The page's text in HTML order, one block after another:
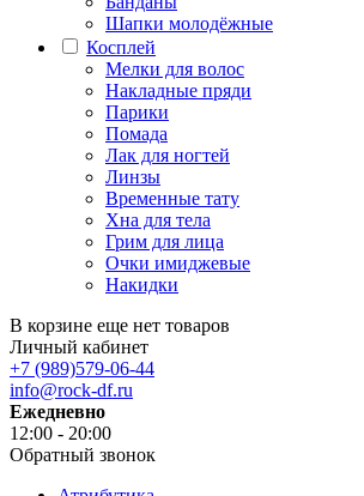
Шапки молодёжные
Косплей
Мелки для волос
Накладные пряди
Парики
Помада
Лак для ногтей
Линзы
Временные тату
Хна для тела
Грим для лица
Очки имиджевые
Накидки
В корзине еще нет товаров
Личный кабинет
+7 (989)579-06-44
info@rock-df.ru
Ежедневно
12:00 - 20:00
Обратный звонок